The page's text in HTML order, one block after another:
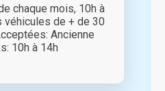
chaque mois, 10h à
véhicules de + de 30
Ancienne
10h à 14h